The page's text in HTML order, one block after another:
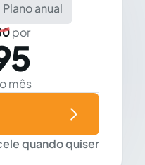
Plano anual
por
mês
quando quiser